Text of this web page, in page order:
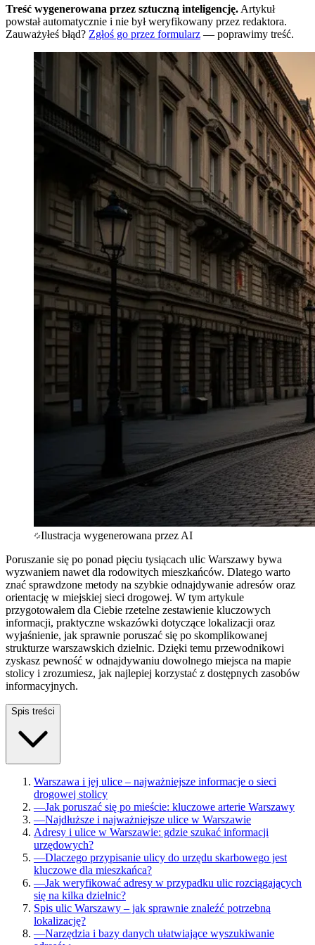
Treść wygenerowana przez sztuczną inteligencję. Artykuł
powstał automatycznie i nie był weryfikowany przez redaktora.
Zauważyłeś błąd? Zgłoś go przez formularz — poprawimy treść.
Ilustracja wygenerowana przez AI
Poruszanie się po ponad pięciu tysiącach ulic Warszawy bywa
wyzwaniem nawet dla rodowitych mieszkańców. Dlatego warto
znać sprawdzone metody na szybkie odnajdywanie adresów oraz
orientację w miejskiej sieci drogowej. W tym artykule
przygotowałem dla Ciebie rzetelne zestawienie kluczowych
informacji, praktyczne wskazówki dotyczące lokalizacji oraz
wyjaśnienie, jak sprawnie poruszać się po skomplikowanej
strukturze warszawskich dzielnic. Dzięki temu przewodnikowi
zyskasz pewność w odnajdywaniu dowolnego miejsca na mapie
stolicy i zrozumiesz, jak najlepiej korzystać z dostępnych zasobów
informacyjnych.
Spis treści
Warszawa i jej ulice – najważniejsze informacje o sieci
drogowej stolicy
—Jak poruszać się po mieście: kluczowe arterie Warszawy
—Najdłuższe i najważniejsze ulice w Warszawie
Adresy i ulice w Warszawie: gdzie szukać informacji
urzędowych?
—Dlaczego przypisanie ulicy do urzędu skarbowego jest
kluczowe dla mieszkańca?
—Jak weryfikować adresy w przypadku ulic rozciągających
się na kilka dzielnic?
Spis ulic Warszawy – jak sprawnie znaleźć potrzebną
lokalizację?
—Narzędzia i bazy danych ułatwiające wyszukiwanie